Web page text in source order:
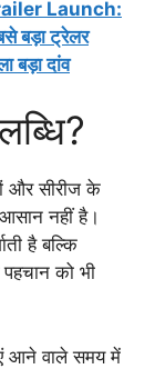
Launch:
बड़ा ट्रेलर
बड़ा दांव
और सीरीज के
नहीं है।
है बल्कि
पहचान को भी
आने वाले समय में